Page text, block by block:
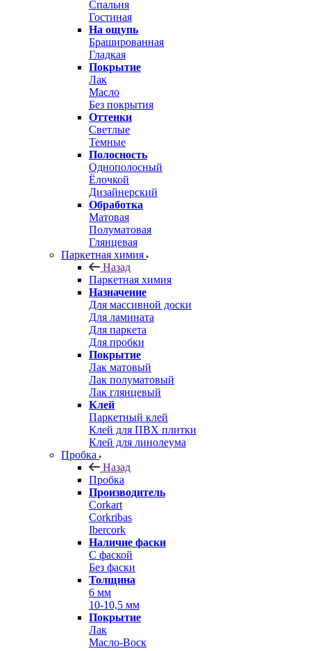
Спальня
Гостиная
На ощупь
Брашированная
Гладкая
Покрытие
Лак
Масло
Без покрытия
Оттенки
Светлые
Темные
Полосность
Однополосный
Ёлочкой
Дизайнерский
Обработка
Матовая
Полуматовая
Глянцевая
Паркетная химия
Назад
Паркетная химия
Назначение
Для массивной доски
Для ламината
Для паркета
Для пробки
Покрытие
Лак матовый
Лак полуматовый
Лак глянцевый
Клей
Паркетный клей
Клей для ПВХ плитки
Клей для линолеума
Пробка
Назад
Пробка
Производитель
Corkart
Corkribas
Ibercork
Наличие фаски
С фаской
Без фаски
Толщина
6 мм
10-10,5 мм
Покрытие
Лак
Масло-Воск